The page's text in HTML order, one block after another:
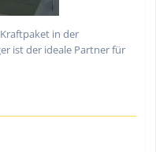
in der
ist der ideale Partner für